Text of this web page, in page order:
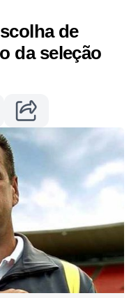
de
da seleção